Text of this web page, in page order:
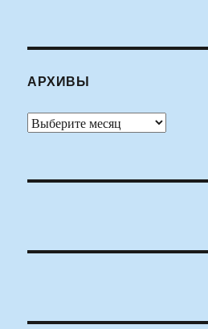
АРХИВЫ
Архивы